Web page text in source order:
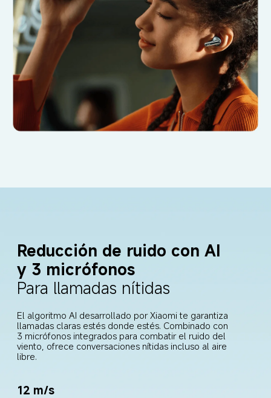
Reducción de ruido con AI
y 3 micrófonos
Para llamadas nítidas
El algoritmo AI desarrollado por Xiaomi te garantiza
llamadas claras estés donde estés. Combinado con
3 micrófonos integrados para combatir el ruido del
viento, ofrece conversaciones nítidas incluso al aire
libre.
12 m/s